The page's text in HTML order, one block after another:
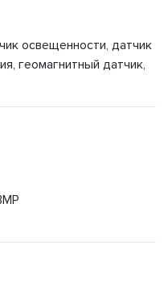
освещенности, датчик
геомагнитный датчик,